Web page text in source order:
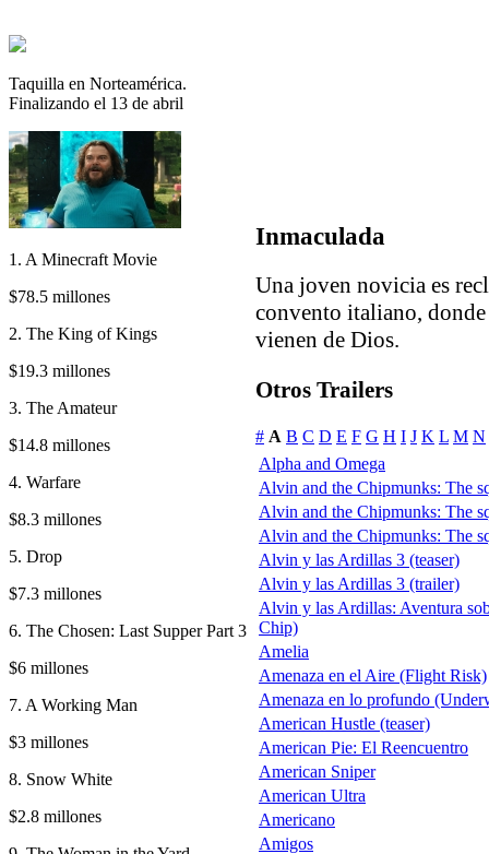
Taquilla en Norteamérica.
Finalizando el 13 de abril
1. A Minecraft Movie
$78.5 millones
2. The King of Kings
$19.3 millones
3. The Amateur
$14.8 millones
4. Warfare
$8.3 millones
5. Drop
$7.3 millones
6. The Chosen: Last Supper Part 3
$6 millones
7. A Working Man
$3 millones
8. Snow White
$2.8 millones
Inmaculada
Una joven novicia es
convento italiano,
vienen de Dios.
Otros Trailers
# A B C D E F G H I J K L M N
Alpha and Omega
Alvin and the Chipmunks: The
Alvin and the Chipmunks: The
Alvin and the Chipmunks: The
Alvin y las Ardillas 3 (teaser)
Alvin y las Ardillas 3 (trailer)
Alvin y las Ardillas: Aventura
Chip)
Amelia
Amenaza en el Aire (Flight Risk)
Amenaza en lo profundo
American Hustle (teaser)
American Pie: El Reencuentro
American Sniper
American Ultra
Americano
Amigos